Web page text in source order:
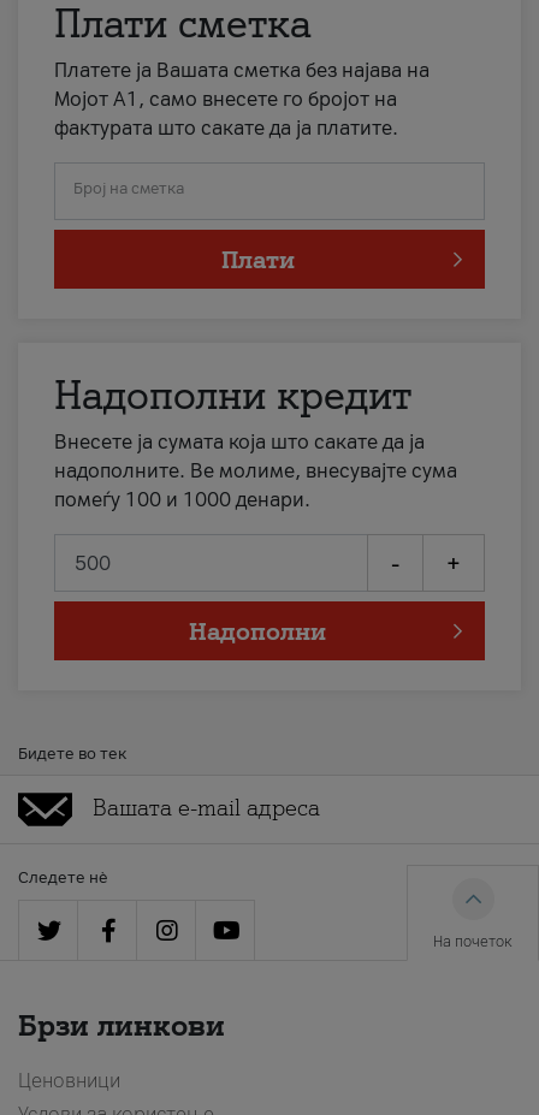
Плати сметка
Платете ја Вашата сметка без најава на
Мојот А1, само внесете го бројот на
фактурата што сакате да ја платите.
Број на сметка
Плати
Надополни кредит
Внесете ја сумата која што сакате да ја
надополните. Ве молиме, внесувајте сума
помеѓу 100 и 1000 денари.
- +
Надополни
Бидете во тек
Следете нè
На почеток
Брзи линкови
Ценовници